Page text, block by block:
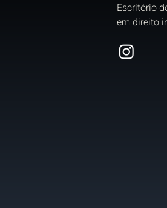
Escritório
em direito